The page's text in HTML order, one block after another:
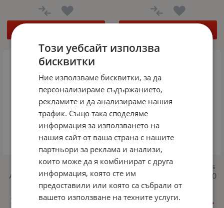
Адаптер Lanberg USB
Adapter Wireless Network
Card NC-0300-WIE N300
16.54 € / 32.35лв.
Адаптер Lanberg Wireless
Network Card USB AC1200
Dual Band 2x Internal
Antenna
26.73 € / 52.28 лв.
Този уебсайт използва
бисквитки
Ние използваме бисквитки, за да
персонализираме съдържанието,
рекламите и да анализираме нашия
трафик. Също така споделяме
информация за използването на
нашия сайт от ваша страна с нашите
партньори за реклама и анализи,
които може да я комбинират с друга
информация, която сте им
предоставили или която са събрали от
вашето използване на техните услуги.